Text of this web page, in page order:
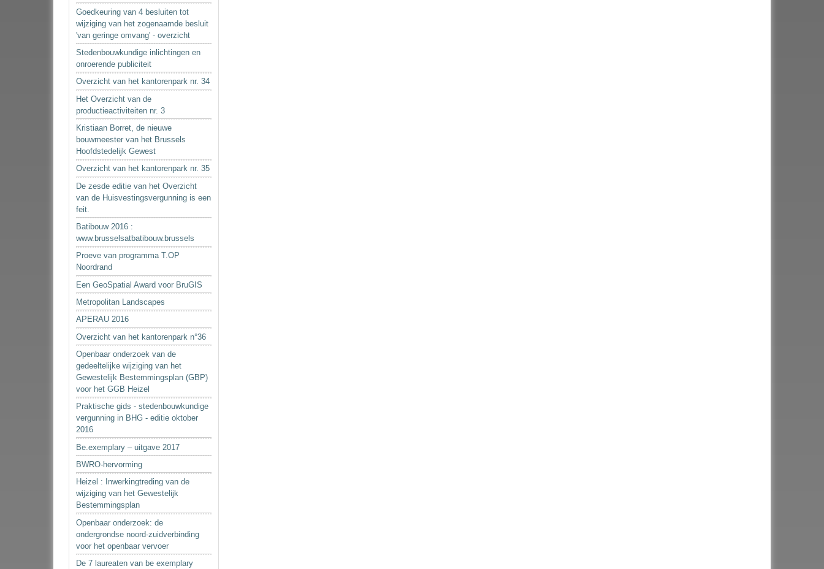
Goedkeuring van 4 besluiten tot
wijziging van het zogenaamde besluit
'van geringe omvang' - overzicht
Stedenbouwkundige inlichtingen en
onroerende publiciteit
Overzicht van het kantorenpark nr. 34
Het Overzicht van de
productieactiviteiten nr. 3
Kristiaan Borret, de nieuwe
bouwmeester van het Brussels
Hoofdstedelijk Gewest
Overzicht van het kantorenpark nr. 35
De zesde editie van het Overzicht
van de Huisvestingsvergunning is een
feit.
Batibouw 2016 :
www.brusselsatbatibouw.brussels
Proeve van programma T.OP
Noordrand
Een GeoSpatial Award voor BruGIS
Metropolitan Landscapes
APERAU 2016
Overzicht van het kantorenpark n°36
Openbaar onderzoek van de
gedeeltelijke wijziging van het
Gewestelijk Bestemmingsplan (GBP)
voor het GGB Heizel
Praktische gids - stedenbouwkundige
vergunning in BHG - editie oktober
2016
Be.exemplary – uitgave 2017
BWRO-hervorming
Heizel : Inwerkingtreding van de
wijziging van het Gewestelijk
Bestemmingsplan
Openbaar onderzoek: de
ondergrondse noord-zuidverbinding
voor het openbaar vervoer
De 7 laureaten van be exemplary